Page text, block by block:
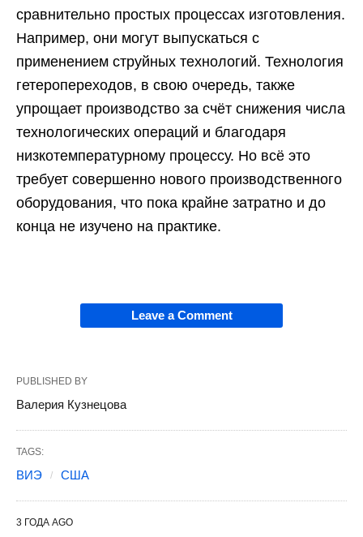
сравнительно простых процессах изготовления.
Например, они могут выпускаться с
применением струйных технологий. Технология
гетеропереходов, в свою очередь, также
упрощает производство за счёт снижения числа
технологических операций и благодаря
низкотемпературному процессу. Но всё это
требует совершенно нового производственного
оборудования, что пока крайне затратно и до
конца не изучено на практике.
Leave a Comment
PUBLISHED BY
Валерия Кузнецова
TAGS:
ВИЭ США
3 ГОДА AGO